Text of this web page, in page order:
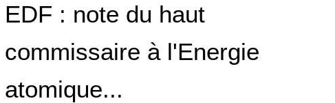
EDF : note du haut
commissaire à l'Energie
atomique...